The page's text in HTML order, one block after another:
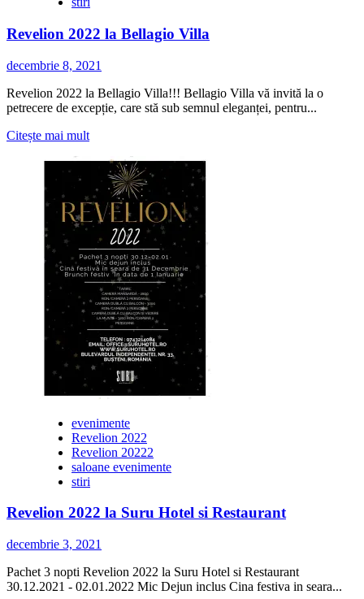
Revelion 2022 la Bellagio Villa
decembrie 8, 2021
Revelion 2022 la Bellagio Villa!!! Bellagio Villa vă invită la o
petrecere de excepție, care stă sub semnul eleganței, pentru...
Citește mai multCitește
multe
despre
Revelion
2022
la
Bellagio
Villa
evenimente
Revelion 2022
Revelion 20222
saloane evenimente
stiri
Revelion 2022 la Suru Hotel si Restaurant
decembrie 3, 2021
Pachet 3 nopti Revelion 2022 la Suru Hotel si Restaurant
30.12.2021 - 02.01.2022 Mic Dejun inclus Cina festiva in seara...